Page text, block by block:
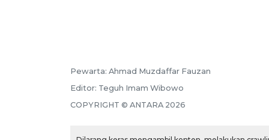
Pewarta: Ahmad Muzdaffar Fauzan
Editor: Teguh Imam Wibowo
COPYRIGHT © ANTARA 2026